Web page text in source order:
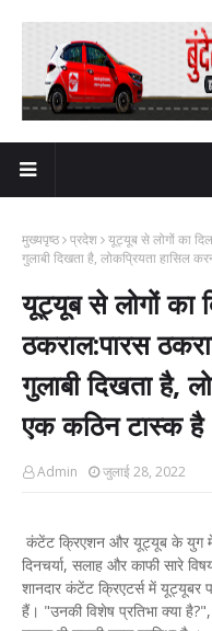
मुख्यपृष्ठ प्रदेश यूट्यूब से लोगों का
गुलाबी दिखता है, लोकप्रियता हासिल
यूट्यूब से लोगों का
ठकराल:पारस
गुलाबी दिखता है,
एक कठिन टास्क है
Admin जुलाई 28, 2022
कंटेंट क्रिएशन और यूट्यूब के युग में
दिनचर्या, सलाह और काफी सारे
शानदार कंटेंट क्रिएटर्स में यूट्यूबर
हैं। "उनकी विशेष प्रतिभा क्या